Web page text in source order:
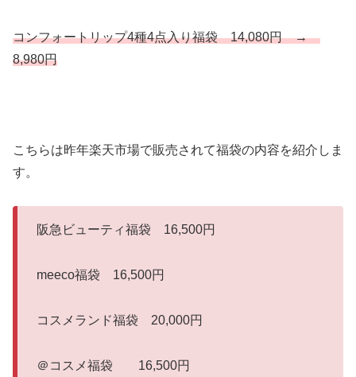
コンフォートリップ4種4点入り福袋 14,080円 →
8,980円
こちらは昨年楽天市場で販売されて福袋の内容を紹介しま
す。
阪急ビューティ福袋 16,500円
meeco福袋 16,500円
コスメランド福袋 20,000円
＠コスメ福袋 16,500円